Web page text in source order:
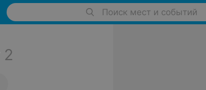
Поиск мест и событий
2